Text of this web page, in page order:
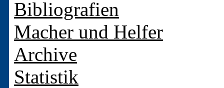
Bibliografien
Macher und Helfer
Archive
Statistik